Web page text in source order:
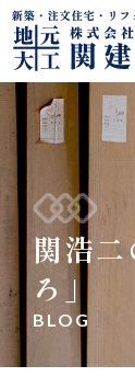
関浩
ろ」
BLOG